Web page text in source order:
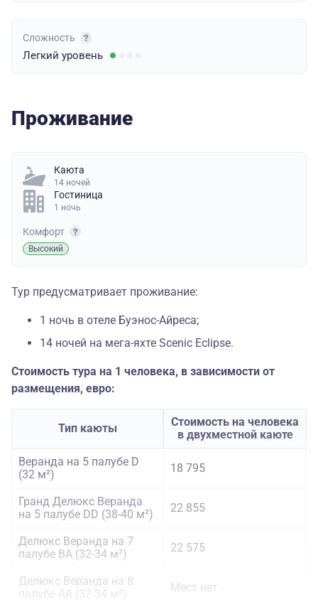
Сложность
Легкий уровень
Проживание
Каюта
14 ночей
Гостиница
1 ночь
Комфорт
Высокий
Тур предусматривает проживание:
1 ночь в отеле Буэнос-Айреса;
14 ночей на мега-яхте Scenic Eclipse.
Стоимость тура на 1 человека, в зависимости от
размещения, евро:
Тип каюты
Стоимость на человека
в двухместной каюте
Веранда на 5 палубе D
(32 м²)
18 795
Гранд Делюкс Веранда
на 5 палубе DD (38-40 м²)
22 855
Делюкс Веранда на 7
палубе BA (32-34 м²)
22 575
Делюкс Веранда на 8
палубе AA (32-34 м²)
Мест нет